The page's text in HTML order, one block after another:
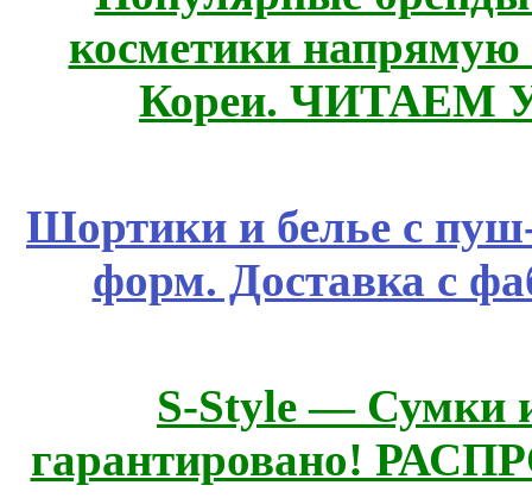
косметики
Кореи. ЧИТАЕМ
Шортики и белье с
форм. Доставка с
S-Style — Сумки
гарантировано!